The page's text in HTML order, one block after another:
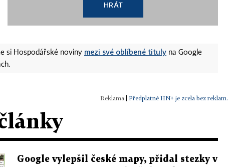
HRÁT
si Hospodářské noviny mezi své oblíbené tituly na Google
Předplatné HN+ je zcela bez reklam.
Google vylepšil české mapy, přidal stezky v